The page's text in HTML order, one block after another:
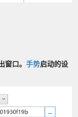
窗口。 手势启动的设